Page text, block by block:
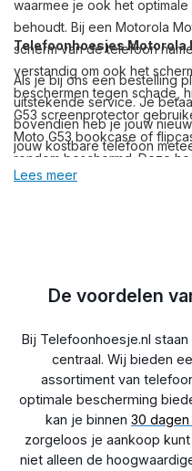
waarmee je ook het
behoudt. Bij een Motorola
scherm van de telefoon
verstandig om ook het
beschermen tegen schade,
G53 screenprotector
Moto G53 bookcase of
rondom beschermd. Deze
ook nog de mogelijkheid om
Telefoonhoesjes Motorola
Als je bij ons een bestelling
uitstekende service. Je
bovendien heb je jouw
jouw kostbare telefoon
voorzien. Naast
Lees meer
De voordelen
Bij Telefoonhoesje.nl staan
centraal. Wij bieden
assortiment van
optimale bescherming
kan je binnen 30
zorgeloos je aankoop
niet alleen de